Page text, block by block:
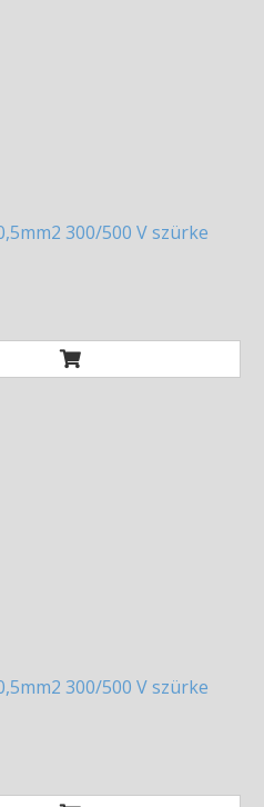
300/500 V szürke
300/500 V szürke